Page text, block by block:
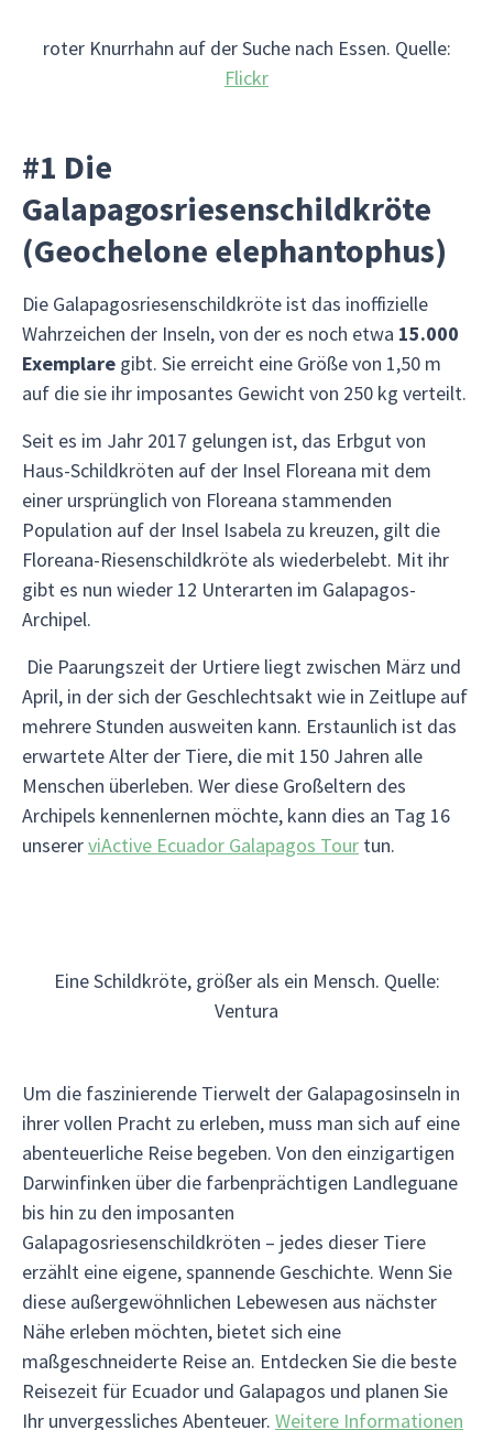
roter Knurrhahn auf der Suche nach Essen. Quelle:
Flickr
#1 Die
Galapagosriesenschildkröte
(Geochelone elephantophus)
Die Galapagosriesenschildkröte ist das inoffizielle
Wahrzeichen der Inseln, von der es noch etwa 15.000
Exemplare gibt. Sie erreicht eine Größe von 1,50 m
auf die sie ihr imposantes Gewicht von 250 kg verteilt.
Seit es im Jahr 2017 gelungen ist, das Erbgut von
Haus-Schildkröten auf der Insel Floreana mit dem
einer ursprünglich von Floreana stammenden
Population auf der Insel Isabela zu kreuzen, gilt die
Floreana-Riesenschildkröte als wiederbelebt. Mit ihr
gibt es nun wieder 12 Unterarten im Galapagos-
Archipel.
Die Paarungszeit der Urtiere liegt zwischen März und
April, in der sich der Geschlechtsakt wie in Zeitlupe auf
mehrere Stunden ausweiten kann. Erstaunlich ist das
erwartete Alter der Tiere, die mit 150 Jahren alle
Menschen überleben. Wer diese Großeltern des
Archipels kennenlernen möchte, kann dies an Tag 16
unsererviActive Ecuador Galapagos Tour tun.
Eine Schildkröte, größer als ein Mensch. Quelle:
Ventura
Um die faszinierende Tierwelt der Galapagosinseln in
ihrer vollen Pracht zu erleben, muss man sich auf eine
abenteuerliche Reise begeben. Von den einzigartigen
Darwinfinken über die farbenprächtigen Landleguane
bis hin zu den imposanten
Galapagosriesenschildkröten – jedes dieser Tiere
erzählt eine eigene, spannende Geschichte. Wenn Sie
diese außergewöhnlichen Lebewesen aus nächster
Nähe erleben möchten, bietet sich eine
maßgeschneiderte Reise an. Entdecken Sie die beste
Reisezeit für Ecuador und Galapagos und planen Sie
Ihr unvergessliches Abenteuer. Weitere Informationen